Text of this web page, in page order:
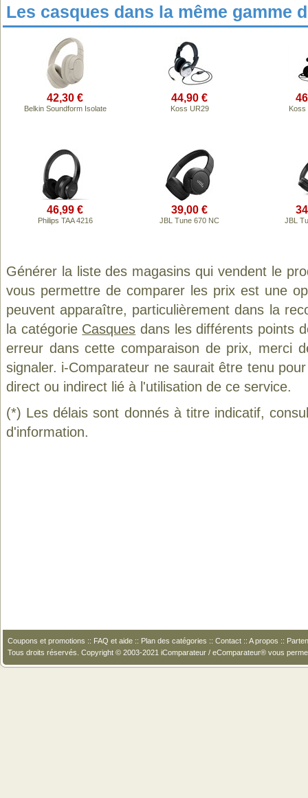
Les casques dans la même gamme
42,30 €
Belkin Soundform Isolate
44,90 €
Koss UR29 Koss
46,99 €
Philips TAA 4216
39,00 €
JBL Tune 670 NC JBL
Générer la liste des magasins qui vendent le
vous permettre de comparer les prix est une
peuvent apparaître, particulièrement dans la
la catégorie Casques dans les différents points
erreur dans cette comparaison de prix, merci
signaler. i-Comparateur ne saurait être tenu
direct ou indirect lié à l'utilisation de ce service.
(*) Les délais sont donnés à titre indicatif,
d'information.
Coupons et promotions :: FAQ et aide :: Plan des catégories :: Contact :: A propos ::
Tous droits réservés. Copyright © 2003-2021 iComparateur / eComparateur® vous